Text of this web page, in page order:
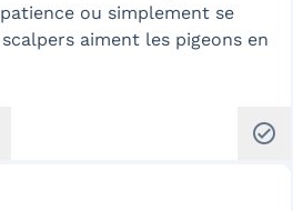
ou simplement se
aiment les pigeons en
check_circle